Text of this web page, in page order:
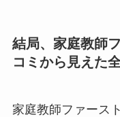
結局、家庭教師
コミから見えた
家庭教師ファース